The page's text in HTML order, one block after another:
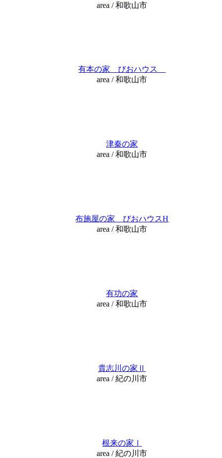
area / 和歌山市
有本の家 びおハウス
area / 和歌山市
津秦の家
area / 和歌山市
布施屋の家 びおハウスH
area / 和歌山市
有功の家
area / 和歌山市
貴志川の家Ⅱ
area / 紀の川市
根来の家Ⅰ
area / 紀の川市